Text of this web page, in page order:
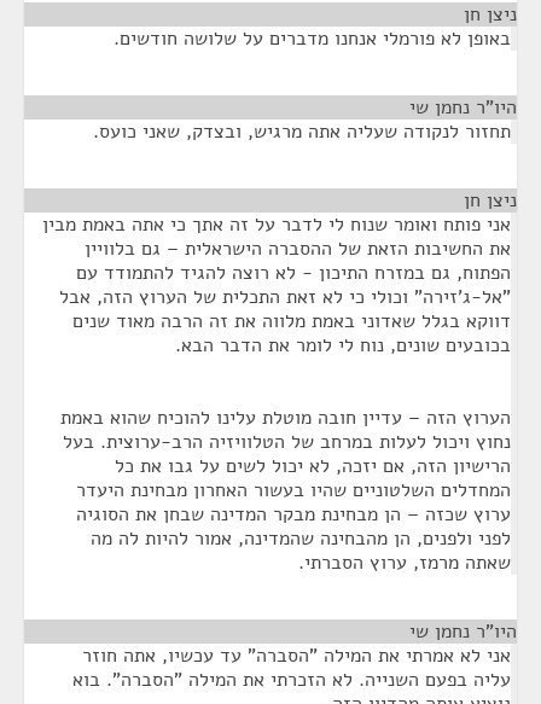
ניצן חן
באופן לא פורמלי אנחנו מדברים על שלושה חודשים.
היו"ר נחמן שי
תחזור לנקודה שעליה אתה מרגיש, ובצדק, שאני כועס.
ניצן חן
אני פותח ואומר שנוח לי לדבר על זה אתך כי אתה באמת מבין
את החשיבות הזאת של ההסברה הישראלית – גם בלוויין
הפתוח, גם במזרח התיכון - לא רוצה להגיד להתמודד עם
"אל-ג'זירה" וכולי כי לא זאת התכלית של הערוץ הזה, אבל
דווקא בגלל שאדוני באמת מלווה את זה הרבה מאוד שנים
בכובעים שונים, נוח לי לומר את הדבר הבא.
הערוץ הזה – עדיין חובה מוטלת עלינו להוכיח שהוא באמת
נחוץ ויכול לעלות במרחב של הטלוויזיה הרב-ערוצית. בעל
הרישיון הזה, אם יזכה, לא יכול לשים על גבו את כל
המחדלים השלטוניים שהיו בעשור האחרון מבחינת היעדר
ערוץ שכזה – הן מבחינת מבקר המדינה שבחן את הסוגיה
לפני ולפנים, הן מהבחינה שהמדינה, אמור להיות לה מה
שאתה מרמז, ערוץ הסברתי.
היו"ר נחמן שי
אני לא אמרתי את המילה "הסברה" עד עכשיו, אתה חוזר
עליה בפעם השנייה. לא הזכרתי את המילה "הסברה". בוא